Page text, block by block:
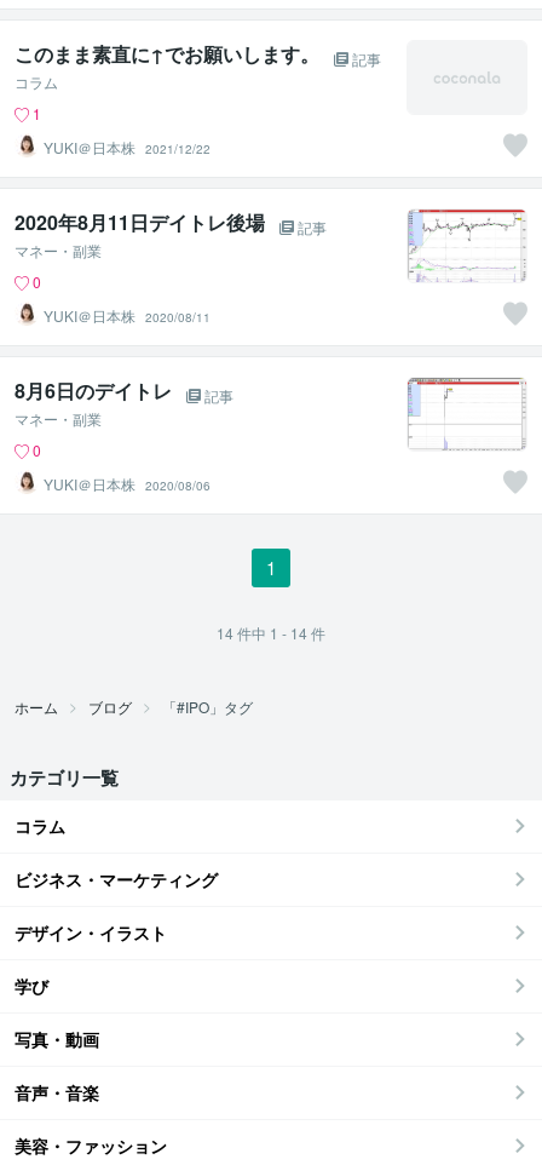
このまま素直に↑でお願いします。
記事
コラム
1
YUKI＠日本株 2021/12/22
2020年8月11日デイトレ後場
記事
マネー・副業
0
YUKI＠日本株 2020/08/11
8月6日のデイトレ
記事
マネー・副業
0
YUKI＠日本株 2020/08/06
1
14件中 1 - 14件
ホーム ブログ 「#IPO」タグ
カテゴリ一覧
コラム
ビジネス・マーケティング
デザイン・イラスト
学び
写真・動画
音声・音楽
美容・ファッション